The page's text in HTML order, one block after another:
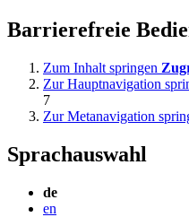
Barrierefreie
Zum Inhalt springen
Zur Hauptnavigation
7
Zur Metanavigation
Sprachauswahl
de
en